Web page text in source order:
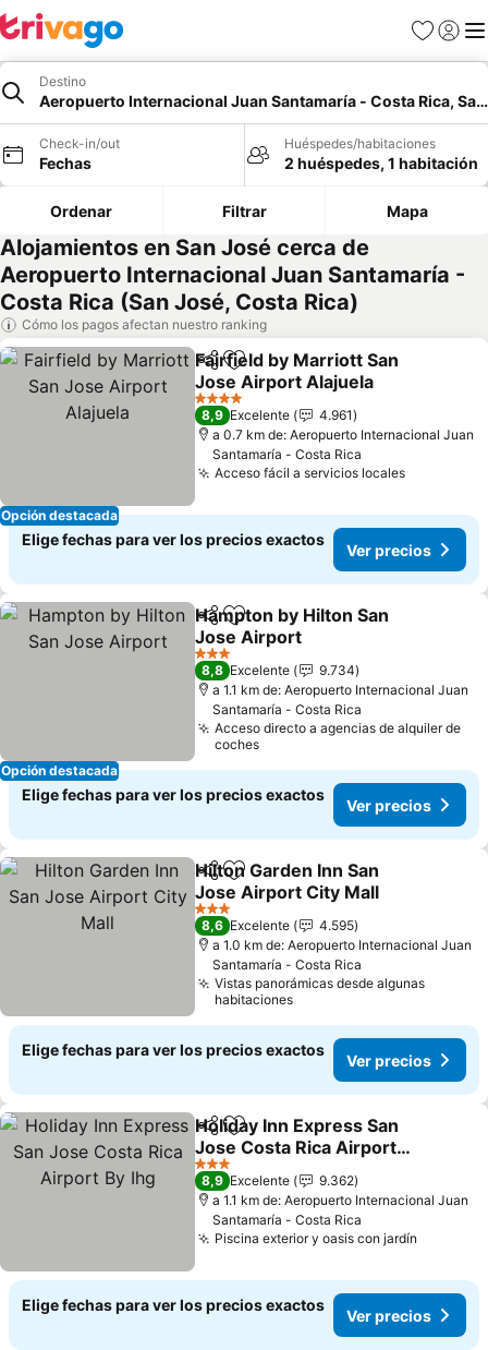
Favoritos
Iniciar
Destino
Aeropuerto Internacional Juan Santamaría - Costa Rica,
Check-in/out
Fechas
Huéspedes/habitaciones
2 huéspedes, 1 habitación
Ordenar Filtrar Mapa
Alojamientos en San José cerca de
Aeropuerto Internacional Juan Santamaría -
Costa Rica (San José, Costa Rica)
Cómo los pagos afectan nuestro ranking
Opción destacada
CompartirAgregar a favoritos
Fairfield by Marriott San
Jose Airport Alajuela
Ver precios
4 Estrellas
8,9 Excelente
4.961
a 0.7 km de: Aeropuerto Internacional Juan
Santamaría - Costa Rica
Acceso fácil a servicios localesVer
Elige fechas para ver los precios exactos
Ver precios
Opción destacada
CompartirAgregar a favoritos
Hampton by Hilton San
Jose Airport
Ver precios
3 Estrellas
8,8 Excelente
9.734
a 1.1 km de: Aeropuerto Internacional Juan
Santamaría - Costa Rica
Acceso directo a agencias de alquiler de
coches
Elige fechas para ver los precios exactos
Ver precios
CompartirAgregar a favoritos
Hilton Garden Inn San
Jose Airport City Mall
Ver precios
3 Estrellas
8,6 Excelente
4.595
a 1.0 km de: Aeropuerto Internacional Juan
Santamaría - Costa Rica
Vistas panorámicas desde algunas
habitaciones
Elige fechas para ver los precios exactos
Ver precios
CompartirAgregar a favoritos
Holiday Inn Express San
Jose Costa Rica Airport
By Ihg
Ver precios
3 Estrellas
8,9 Excelente
9.362
a 1.1 km de: Aeropuerto Internacional Juan
Santamaría - Costa Rica
Piscina exterior y oasis con jardín
Elige fechas para ver los precios exactos
Ver precios